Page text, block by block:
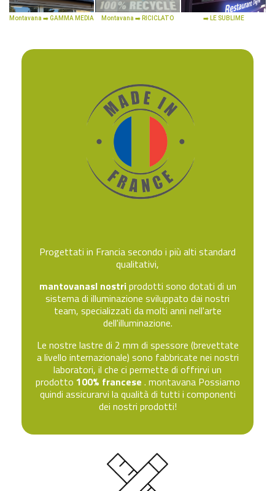
Montavana ➡️ GAMMA MEDIA Montavana ➡️ RICICLATO ➡️ LE SUBLIME
Progettati in Francia secondo i più alti standard
qualitativi,
mantovanasI nostriprodotti sono dotati di un
sistema di illuminazione sviluppato dai nostri
team, specializzati da molti anni nell'arte
dell'illuminazione.
Le nostre lastre di 2 mm di spessore (brevettate
a livello internazionale) sono fabbricate nei nostri
laboratori, il che ci permette di offrirvi un
prodotto 100% francese . montavana Possiamo
quindi assicurarvi la qualità di tutti i componenti
dei nostri prodotti!